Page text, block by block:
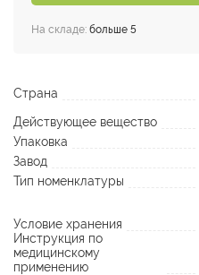
На складе: больше 5
Страна
Действующее вещество
Упаковка
Завод
Тип номенклатуры
Условие хранения
Инструкция по
медицинскому
применению